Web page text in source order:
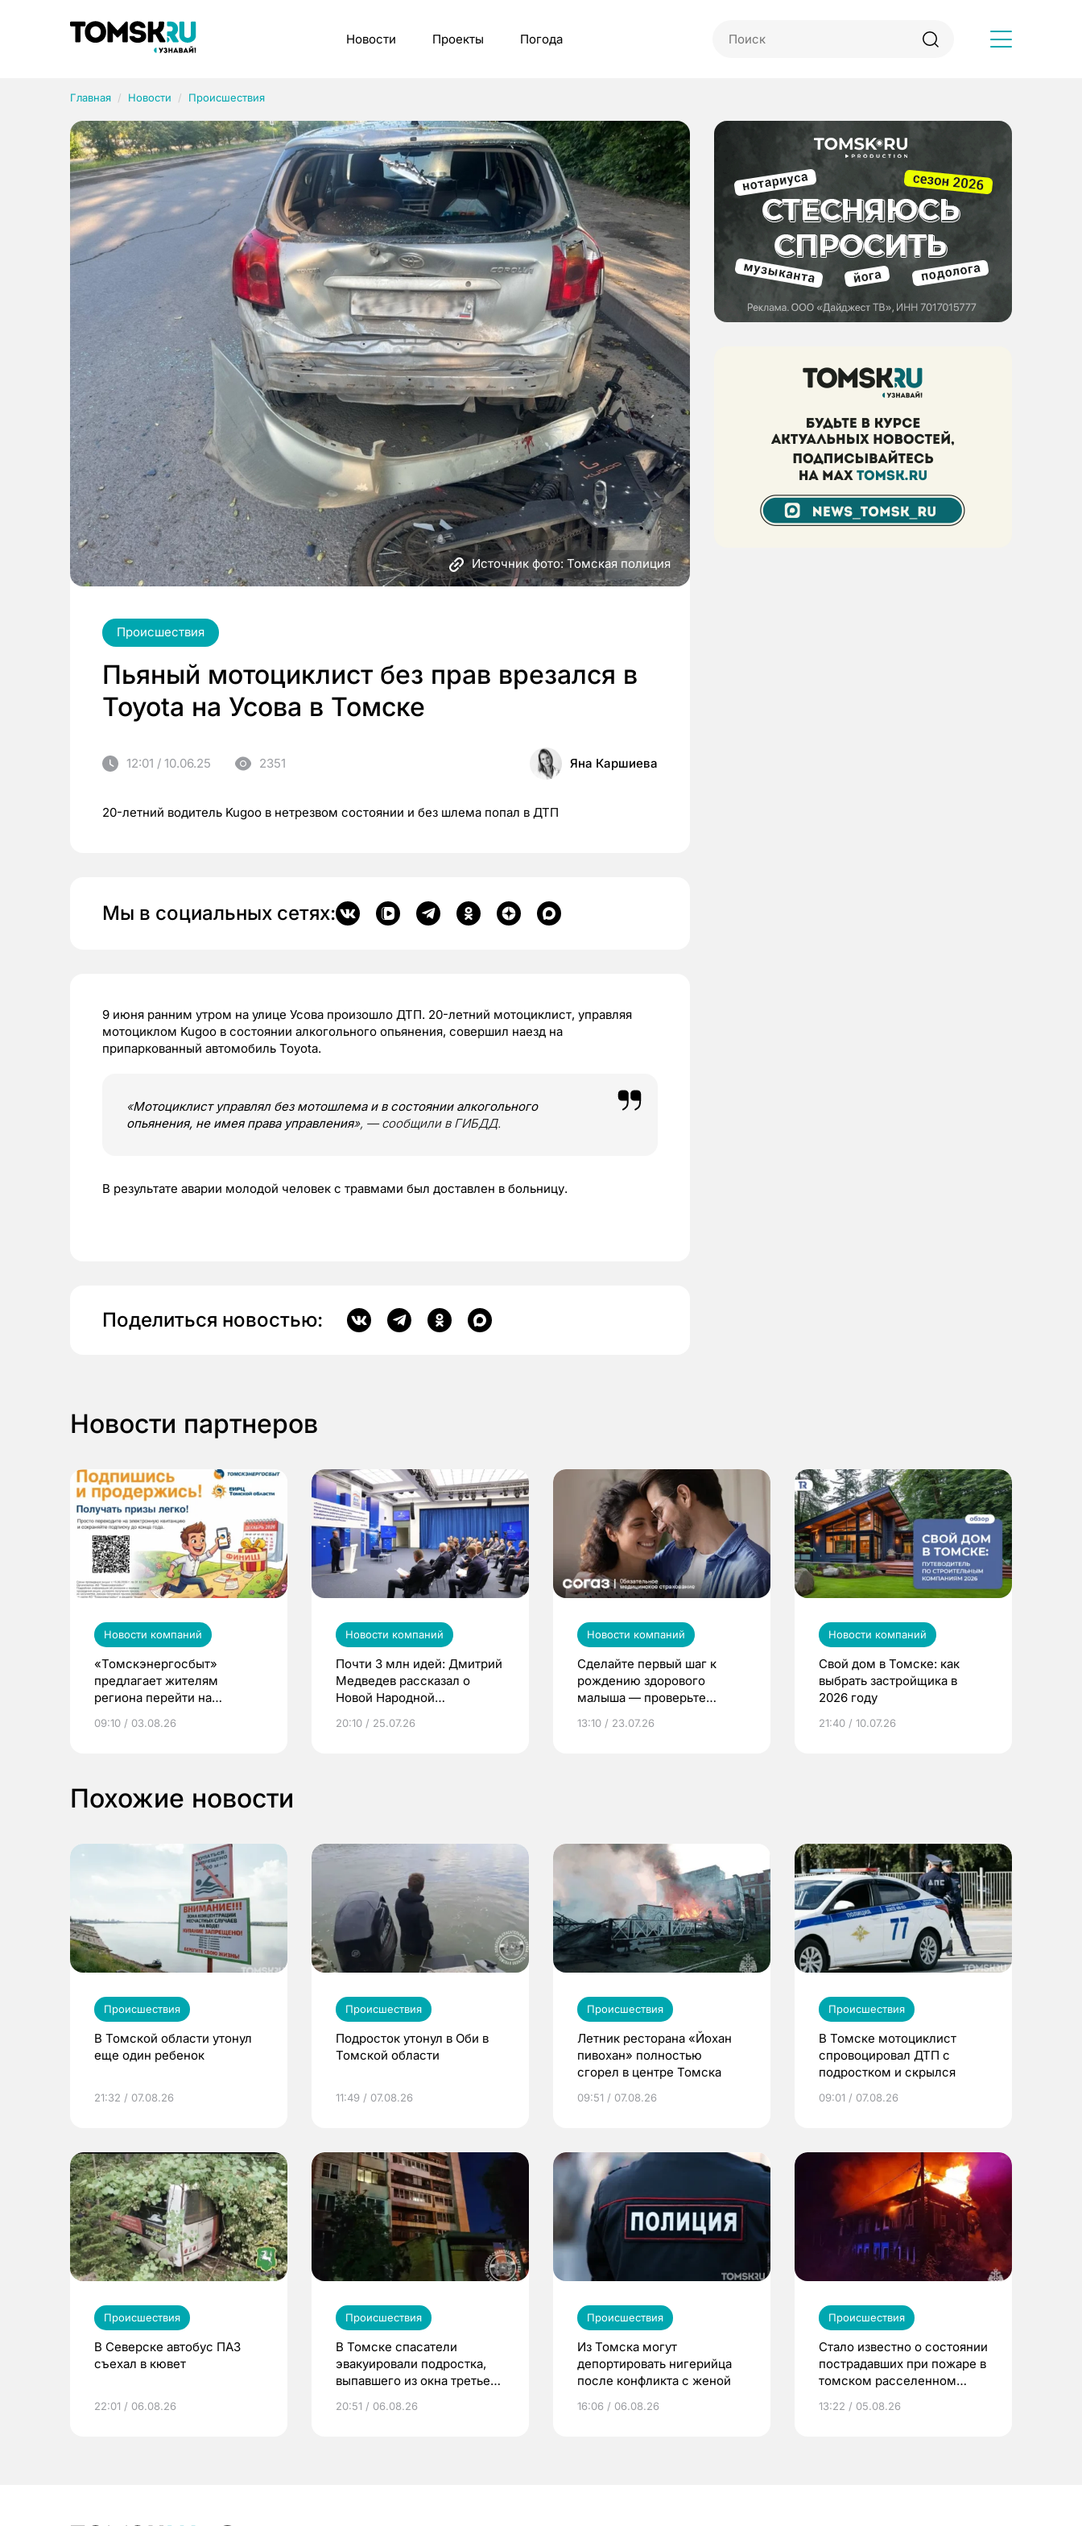
Новости Проекты Погода
Главная Новости Происшествия
Источник фото: Томская полиция
Происшествия
Пьяный мотоциклист без прав врезался в
Toyota на Усова в Томске
12:01 / 10.06.25 2351 Яна Каршиева
20-летний водитель Kugoo в нетрезвом состоянии и без шлема попал в ДТП
Мы в социальных сетях:
9 июня ранним утром на улице Усова произошло ДТП. 20-летний мотоциклист, управляя
мотоциклом Kugoo в состоянии алкогольного опьянения, совершил наезд на
припаркованный автомобиль Toyota.
«Мотоциклист управлял без мотошлема и в состоянии алкогольного
опьянения, не имея права управления», — сообщили в ГИБДД.
В результате аварии молодой человек с травмами был доставлен в больницу.
Поделиться новостью:
Новости партнеров
Новости компаний
«Томскэнергосбыт»
предлагает жителям
региона перейти на
выиграть призы
09:10 / 03.08.26
Новости компаний
Почти 3 млн идей: Дмитрий
Медведев рассказал о
Новой Народной
20:10 / 25.07.26
Новости компаний
Сделайте первый шаг к
рождению здорового
малыша — проверьте
по ОМС!
13:10 / 23.07.26
Новости компаний
Свой дом в Томске: как
выбрать застройщика в
2026 году
21:40 / 10.07.26
Похожие новости
Происшествия
В Томской области утонул
еще один ребенок
21:32 / 07.08.26
Происшествия
Подросток утонул в Оби в
Томской области
11:49 / 07.08.26
Происшествия
Летник ресторана «Йохан
пивохан» полностью
сгорел в центре Томска
09:51 / 07.08.26
Происшествия
В Томске мотоциклист
спровоцировал ДТП с
подростком и скрылся
09:01 / 07.08.26
Происшествия
В Северске автобус ПАЗ
съехал в кювет
22:01 / 06.08.26
Происшествия
В Томске спасатели
эвакуировали подростка,
выпавшего из окна третьего
20:51 / 06.08.26
Происшествия
Из Томска могут
депортировать нигерийца
после конфликта с женой
16:06 / 06.08.26
Происшествия
Стало известно о состоянии
пострадавших при пожаре в
томском расселенном
13:22 / 05.08.26
Рубрики